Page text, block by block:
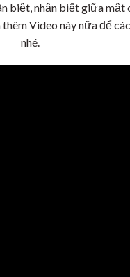
biệt, nhận biết giữa mật
Video này nữa để
nhé.